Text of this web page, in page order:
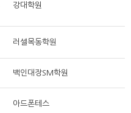
강대학원
러셀목동학원
백인대장SM학원
아드폰테스